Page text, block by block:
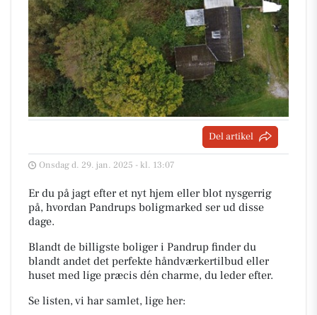
Del artikel
Onsdag d. 29. jan. 2025 - kl. 13:07
Er du på jagt efter et nyt hjem eller blot nysgerrig
på, hvordan Pandrups boligmarked ser ud disse
dage.
Blandt de billigste boliger i Pandrup finder du
blandt andet det perfekte håndværkertilbud eller
huset med lige præcis dén charme, du leder efter.
Se listen, vi har samlet, lige her: